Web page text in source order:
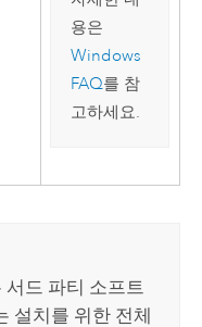
용은
Windows
FAQ를 참
고하세요.
서드 파티 소프트
설치를 위한 전체